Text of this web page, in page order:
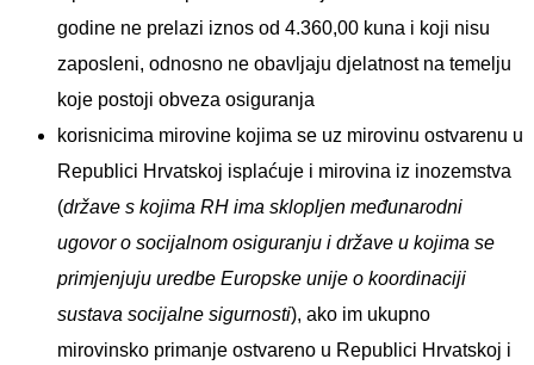
godine ne prelazi iznos od 4.360,00 kuna i koji nisu
zaposleni, odnosno ne obavljaju djelatnost na temelju
koje postoji obveza osiguranja
korisnicima mirovine kojima se uz mirovinu ostvarenu u
Republici Hrvatskoj isplaćuje i mirovina iz inozemstva
(države s kojima RH ima sklopljen međunarodni
ugovor o socijalnom osiguranju i države u kojima se
primjenjuju uredbe Europske unije o koordinaciji
sustava socijalne sigurnosti), ako im ukupno
mirovinsko primanje ostvareno u Republici Hrvatskoj i